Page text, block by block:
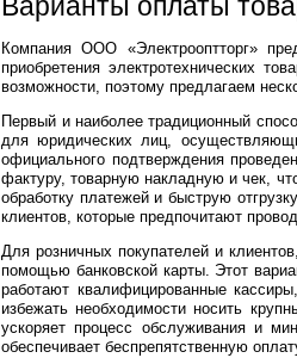
Компания ООО «Электрооптторг»
приобретения электротехнических
возможности, поэтому предлагаем
Первый и наиболее традиционный
для юридических лиц,
официального подтверждения
фактуру, товарную накладную и чек,
обработку платежей и быструю
клиентов, которые предпочитают
Для розничных покупателей и
помощью банковской карты. Этот
работают квалифицированные
избежать необходимости носить
ускоряет процесс обслуживания и
обеспечивает беспрепятственную